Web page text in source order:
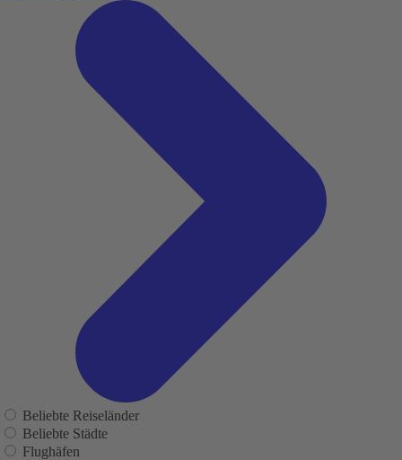
Beliebte Reiseländer
Beliebte Städte
Flughäfen